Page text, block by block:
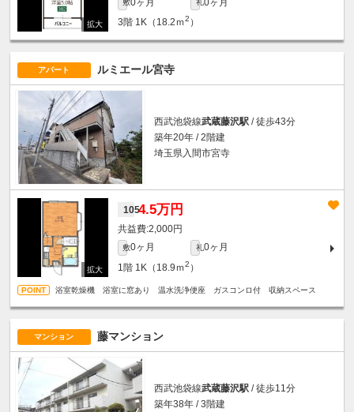
敷 礼
3階 1K（18.2ｍ2 ）
アパート ルミエール宮寺
西武池袋線武蔵藤沢駅 / 徒歩43分
築年20年 / 2階建
埼玉県入間市宮寺
1054.5万円
2,000円
敷0ヶ月 礼0ヶ月
1階 1K（18.9ｍ2 ）
浴室乾燥機 浴室に窓あり 温水洗浄便座 ガスコンロ付 収納スペース
マンション 藤マンション
西武池袋線武蔵藤沢駅 / 徒歩11分
築年38年 / 3階建